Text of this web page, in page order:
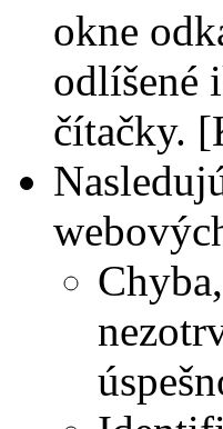
okne
odlíšené
čítačky.